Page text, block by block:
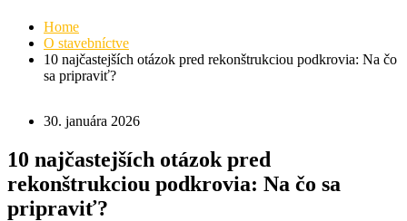
Home
O stavebníctve
10 najčastejších otázok pred rekonštrukciou podkrovia: Na čo
sa pripraviť?
30. januára 2026
10 najčastejších otázok pred
rekonštrukciou podkrovia: Na čo sa
pripraviť?